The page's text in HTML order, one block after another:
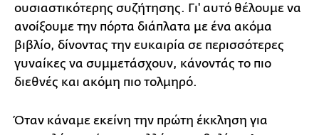
ουσιαστικότερης συζήτησης. Γι' αυτό θέλουμε να
ανοίξουμε την πόρτα διάπλατα με ένα ακόμα
βιβλίο, δίνοντας την ευκαιρία σε περισσότερες
γυναίκες να συμμετάσχουν, κάνοντάς το πιο
διεθνές και ακόμη πιο τολμηρό.
Όταν κάναμε εκείνη την πρώτη έκκληση για